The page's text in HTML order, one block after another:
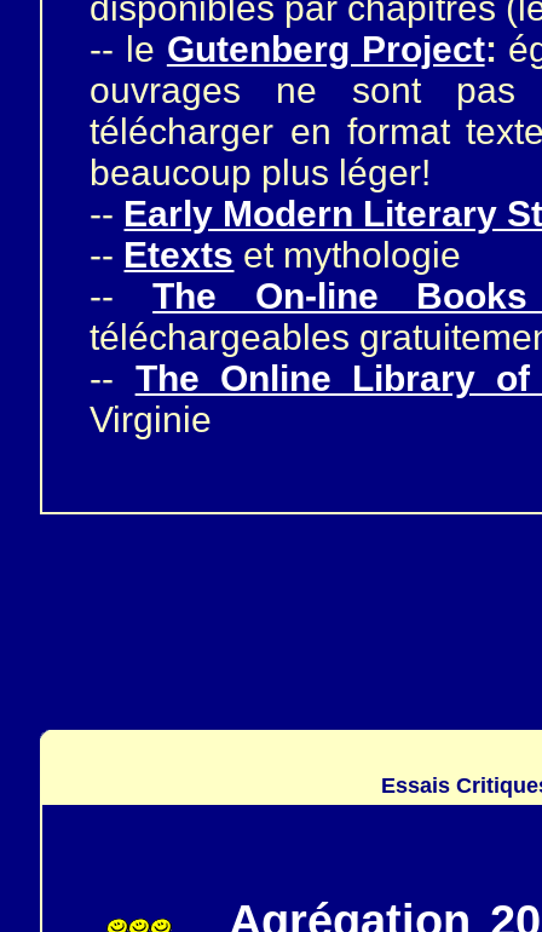
-- le Gutenberg Project:
ouvrages ne sont pas
télécharger en format
beaucoup plus léger!
-- Early Modern Literary
-- Etexts et mythologie
--The On-line
téléchargeables
-- The Online Library
Virginie
Essais
Agrégation